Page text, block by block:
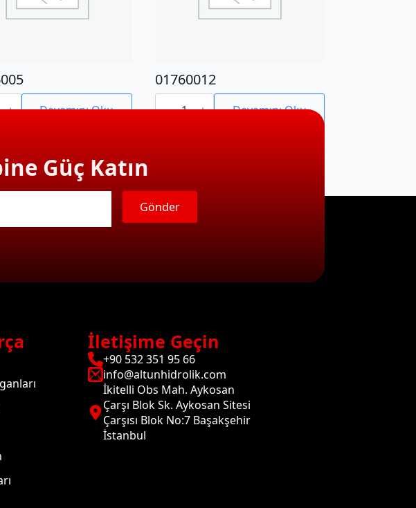
Devamını Oku
01760012
01760012
adet Devamını Oku
Güç Katın
Gönder
İletişime Geçin
+90 532 351 95 66
info@altunhidrolik.com
İkitelli Obs Mah. Aykosan
Çarşı Blok Sk. Aykosan Sitesi
Çarşısı Blok No:7 Başakşehir
İstanbul